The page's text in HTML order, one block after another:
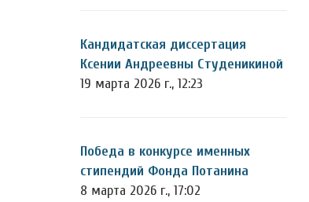
Кандидатская диссертация
Ксении Андреевны Студеникиной
19 марта 2026 г., 12:23
Победа в конкурсе именных
стипендий Фонда Потанина
8 марта 2026 г., 17:02